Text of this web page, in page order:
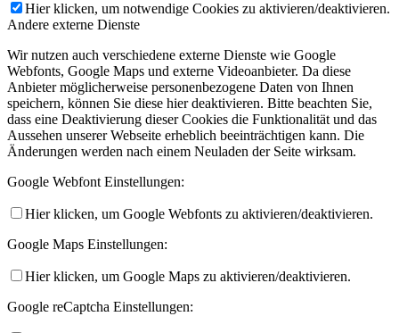
Hier klicken, um notwendige Cookies zu aktivieren/deaktivieren.
Andere externe Dienste
Wir nutzen auch verschiedene externe Dienste wie Google
Webfonts, Google Maps und externe Videoanbieter. Da diese
Anbieter möglicherweise personenbezogene Daten von Ihnen
speichern, können Sie diese hier deaktivieren. Bitte beachten Sie,
dass eine Deaktivierung dieser Cookies die Funktionalität und das
Aussehen unserer Webseite erheblich beeinträchtigen kann. Die
Änderungen werden nach einem Neuladen der Seite wirksam.
Google Webfont Einstellungen:
Hier klicken, um Google Webfonts zu aktivieren/deaktivieren.
Google Maps Einstellungen:
Hier klicken, um Google Maps zu aktivieren/deaktivieren.
Google reCaptcha Einstellungen: